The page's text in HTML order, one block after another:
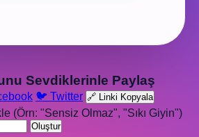
Sevdiklerinle Paylaş
🐦 Twitter 🔗 Linki Kopyala
(Örn: "Sensiz Olmaz", "Sıkı Giyin")
Oluştur